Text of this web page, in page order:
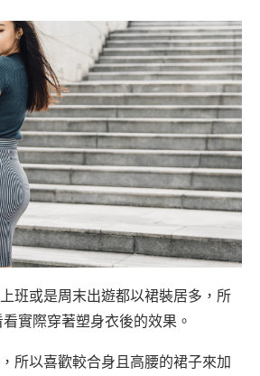
班或是周末出遊都以裙裝居多，所
實際穿著塑身衣後的效果。
所以喜歡較合身且高腰的裙子來加